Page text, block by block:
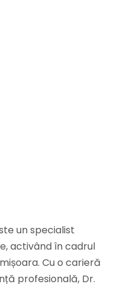
un specialist
activând în cadrul
Cu o carieră
profesională, Dr.